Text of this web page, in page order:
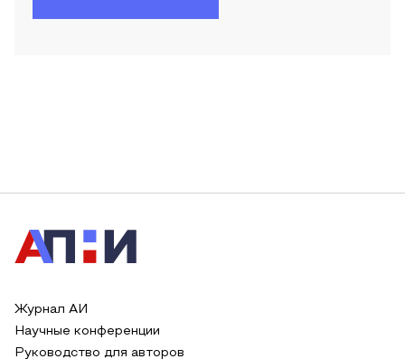
Журнал АИ
Научные конференции
Руководство для авторов